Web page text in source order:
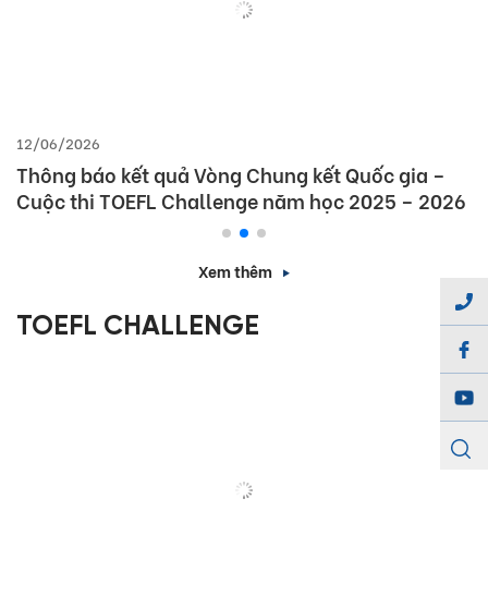
12/06/2026
Thông báo kết quả Vòng Chung kết Quốc gia –
Cuộc thi TOEFL Challenge năm học 2025 – 2026
Xem thêm
TOEFL CHALLENGE